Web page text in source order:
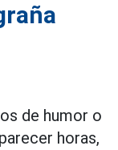
de humor o
horas,